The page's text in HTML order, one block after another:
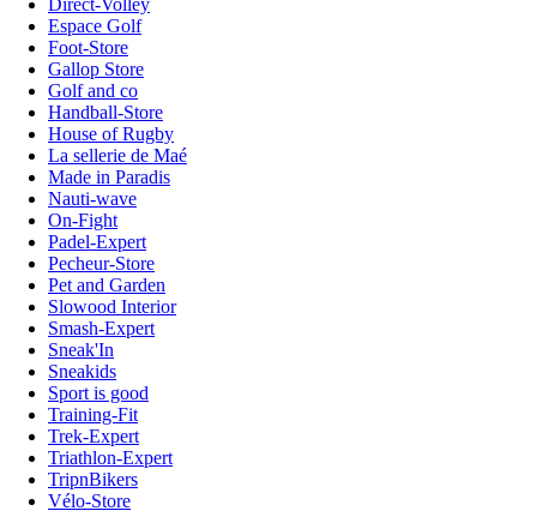
Direct-Volley
Espace Golf
Foot-Store
Gallop Store
Golf and co
Handball-Store
House of Rugby
La sellerie de Maé
Made in Paradis
Nauti-wave
On-Fight
Padel-Expert
Pecheur-Store
Pet and Garden
Slowood Interior
Smash-Expert
Sneak'In
Sneakids
Sport is good
Training-Fit
Trek-Expert
Triathlon-Expert
TripnBikers
Vélo-Store